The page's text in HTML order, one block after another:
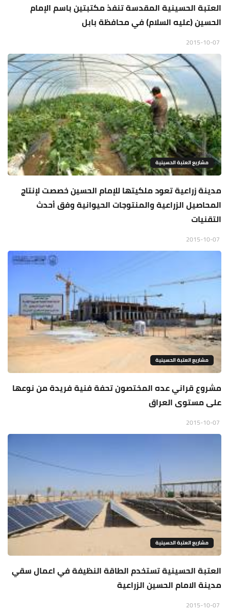
العتبة الحسينية المقدسة تنفذ مكتبتين باسم الإمام
الحسين (عليه السلام) في محافظة بابل
مشاريع العتبة الحسينية
مدينة زراعية تعود ملكيتها للإمام الحسين خصصت لإنتاج
المحاصيل الزراعية والمنتوجات الحيوانية وفق أحدث
التقنيات
مشاريع العتبة الحسينية
مشروع قراني عده المختصون تحفة فنية فريدة من نوعها
على مستوى العراق
مشاريع العتبة الحسينية
العتبة الحسينية تستخدم الطاقة النظيفة في اعمال سقي
مدينة الامام الحسين الزراعية